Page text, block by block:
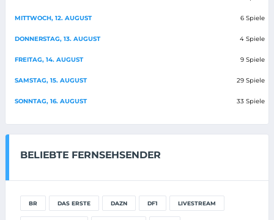
MITTWOCH, 12. AUGUST 6 Spiele
DONNERSTAG, 13. AUGUST 4 Spiele
FREITAG, 14. AUGUST 9 Spiele
SAMSTAG, 15. AUGUST 29 Spiele
SONNTAG, 16. AUGUST 33 Spiele
BELIEBTE FERNSEHSENDER
BR DAS ERSTE DAZN DF1 LIVESTREAM